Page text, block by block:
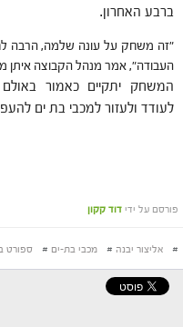
ברבע האחרון.
"זה משחק על עונה שלמה, הרבה
העבודה", אמר מנהל הקבוצה איתן
המשחק יתקיים כאמור
לעודד ולעזור למכבי בת ים
פורסם על ידי דוד קקון
# אליצור יבנה # מכבי בת-ים # ספורט